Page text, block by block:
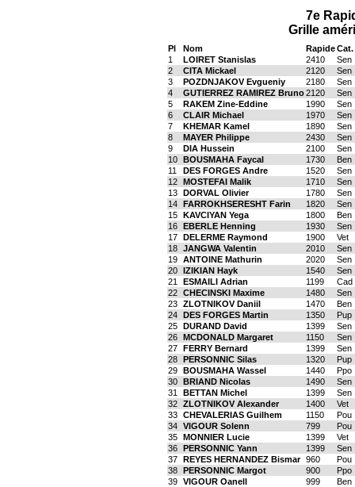
7e
Grille
Pl Nom RapideCat.
1
LOIRET Stanislas 2410
Sen
2
CITA Mickael 2120
Sen
3
POZDNJAKOV Evgueniy 2180
Sen
4
GUTIERREZ RAMIREZ Bruno2120
Sen
5
RAKEM Zine-Eddine 1990
Sen
6
CLAIR Michael 1970
Sen
7
KHEMAR Kamel 1890
Sen
8
MAYER Philippe 2430
Sen
9
DIA Hussein 2100
Sen
10 BOUSMAHA Faycal 1730
Ben
11
DES FORGES Andre 1520
Sen
12 MOSTEFAI Malik 1710
Sen
13 DORVAL Olivier 1780
Sen
14 FARROKHSERESHT Farin 1820
Sen
15 KAVCIYAN Yega 1800
Ben
16 EBERLE Henning 1930
Sen
17 DELERME Raymond 1900
Vet
18 JANGWA Valentin 2010
Sen
19 ANTOINE Mathurin 2020
Sen
20 IZIKIAN Hayk 1540
Sen
21
ESMAILI Adrian 1199
Cad
22 CHECINSKI Maxime 1480
Sen
23 ZLOTNIKOV Daniil 1470
Ben
24 DES FORGES Martin 1350
Pup
25 DURAND David 1399
Sen
26 MCDONALD Margaret 1150
Sen
27 FERRY Bernard 1399
Sen
28 PERSONNIC Silas 1320
Pup
29 BOUSMAHA Wassel 1440
Ppo
30 BRIAND Nicolas 1490
Sen
31
BETTAN Michel 1399
Sen
32 ZLOTNIKOV Alexander 1400
Vet
33 CHEVALERIAS Guilhem 1150
Pou
34 VIGOUR Solenn 799
Pou
35 MONNIER Lucie 1399
Vet
36 PERSONNIC Yann 1399
Sen
37 REYES HERNANDEZ Bismar 960
Pou
38 PERSONNIC Margot 900
Ppo
39 VIGOUR Oanell 999
Ben